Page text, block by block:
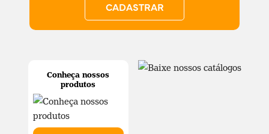
Conheça nossos
produtos
CADASTRAR